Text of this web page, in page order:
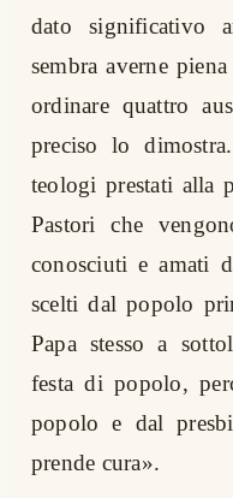
dato significativo
sembra averne
ordinare quattro
preciso lo
teologi prestati alla
Pastori che
conosciuti e amati
scelti dal popolo
Papa stesso a
festa di popolo,
popolo e dal
prende cura».